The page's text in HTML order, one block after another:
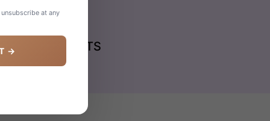
SATISFAITS
at any
→